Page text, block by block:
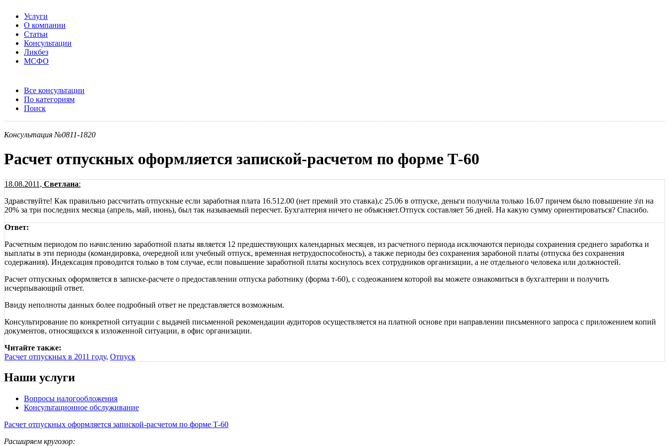
Услуги
О компании
Статьи
Консультации
Ликбез
МСФО
Все консультации
По категориям
Поиск
Консультация №0811-1820
Расчет отпускных оформляется запиской-расчетом по форме Т-60
18.08.2011, Светлана:
Здравствуйте! Как правильно рассчитать отпускные если заработная плата 16.512.00 (нет премий это ставка),с 25.06 в отпуске, деньги получила только 16.07 причем было повышение з\п на
20% за три последних месяца (апрель, май, июнь), был так называемый пересчет. Бухгалтерия ничего не объясняет.Отпуск составляет 56 дней. На какую сумму ориентироваться? Спасибо.
Ответ:
Расчетным периодом по начислению заработной платы является 12 предшествующих календарных месяцев, из расчетного периода исключаются периоды сохранения среднего заработка и
выплаты в эти периоды (командировка, очередной или учебный отпуск, временная нетрудоспособность), а также периоды без сохранения зарабоной платы (отпуска без сохранения
содержания). Индексация проводится только в том случае, если повышение заработной платы коснулось всех сотрудников организации, а не отдельного человека или должностей.
Расчет отпускных оформляется в записке-расчете о предоставлении отпуска работнику (форма т-60), с содеожанием которой вы можете ознакомиться в бухгалтерии и получить
исчерпывающий ответ.
Ввиду неполноты данных более подробный ответ не представляется возможным.
Консультирование по конкретной ситуации с выдачей письменной рекомендации аудиторов осуществляется на платной основе при направлении письменного запроса с приложением копий
документов, относящихся к изложенной ситуации, в офис организации.
Читайте также:
Расчет отпускных в 2011 году, Отпуск
Наши услуги
Вопросы налогообложения
Консультационное обслуживание
Расчет отпускных оформляется запиской-расчетом по форме Т-60
Расширяем кругозор: